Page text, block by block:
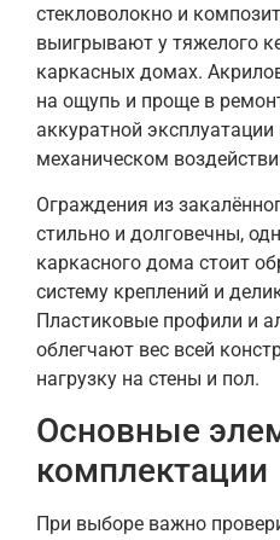
стекловолокно и
выигрывают у тяжелого
каркасных домах.
на ощупь и проще в
аккуратной
механическом
Ограждения из
стильно и долговечны,
каркасного дома стоит
систему креплений и
Пластиковые профили и
облегчают вес всей
нагрузку на стены и пол.
Основные
комплектации
При выборе важно